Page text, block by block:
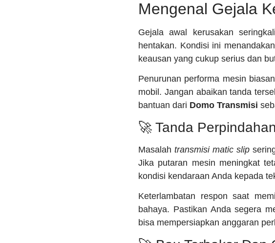
Mengenal Gejala
Gejala awal kerusakan
hentakan. Kondisi ini
keausan yang cukup serius dan
Penurunan performa mesin
mobil. Jangan abaikan tanda
bantuan dari Domo Transmisi
🚀 Tanda
Masalahtransmisi matic slip
Jika putaran mesin meningkat
kondisi kendaraan Anda kepada
Keterlambatan respon saat
bahaya. Pastikan Anda segera
bisa mempersiapkan anggaran